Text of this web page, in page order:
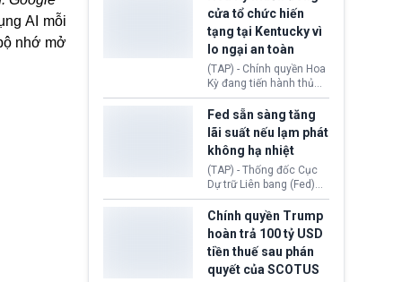
AI mỗi
nhớ mở
nhằm duy trì hoạt động
Chủ tịch Gianni Infantino
tiếp tục đối mặt cáo
buộc dùng sức ép tài
chính để đổi lấy sự ủng
chính trị từ Liên đoàn
Bóng đá Jordan. Trước
áp lực dồn dập, FIFA phải
tổ chức cuộc họp khẩn ở
Morocco.
cửa tổ chức hiến
tạng tại Kentucky vì
lo ngại an toàn
(TAP) - Chính quyền Hoa
Kỳ đang tiến hành thủ
tục thu hồi chứng nhận
hoạt động của tổ chức
hiến tạng Network for
Hope (bang Kentucky).
Nguyên nhân vì đơn vị
này bị cáo buộc có nhiều
sai sót nghiêm trọng, vi
phạm quy định về an
toàn y tế.
Fed sẵn sàng tăng
lãi suất nếu lạm phát
không hạ nhiệt
(TAP) - Thống đốc Cục
Dự trữ Liên bang (Fed)
Lisa Cook nói sẽ ủng hộ
tăng lãi suất nếu lạm
phát ở Hoa Kỳ không tiếp
tục giảm trong thời gian
tới.
Chính quyền Trump
hoàn trả 100 tỷ USD
tiền thuế sau phán
quyết của SCOTUS